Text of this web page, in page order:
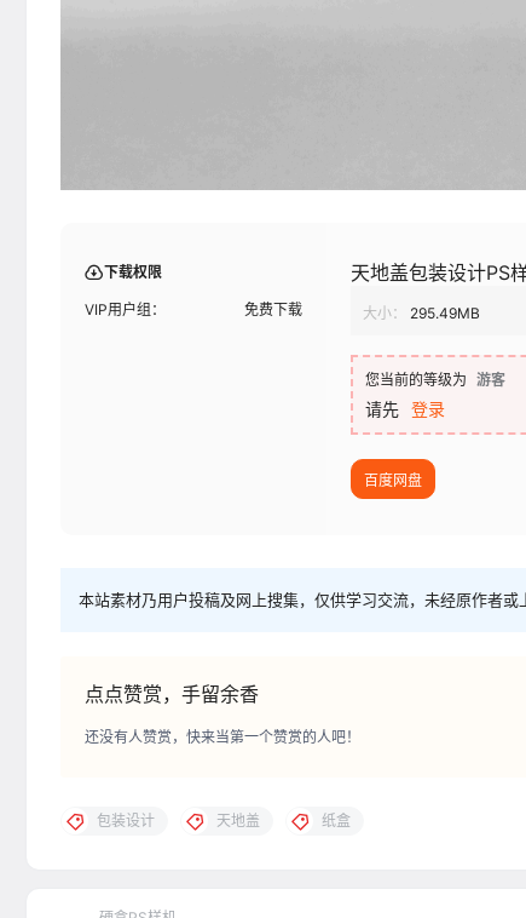
下载权限
VIP用户组： 免费下载
天地盖包装设计PS
大小： 295.49MB
您当前的等级为 游客
请先 登录
百度网盘
本站素材乃用户投稿及网上搜集，仅供学习交流，未经原作者
点点赞赏，手留余香
还没有人赞赏，快来当第一个赞赏的人吧！
包装设计 天地盖 纸盒